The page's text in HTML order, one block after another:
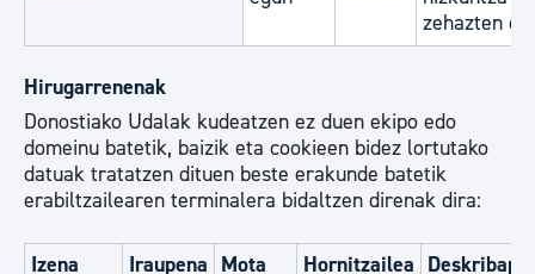
zehazten du
Hirugarrenenak
Donostiako Udalak kudeatzen ez duen ekipo edo
domeinu batetik, baizik eta cookieen bidez lortutako
datuak tratatzen dituen beste erakunde batetik
erabiltzailearen terminalera bidaltzen direnak dira:
Izena Iraupena Mota Hornitzailea